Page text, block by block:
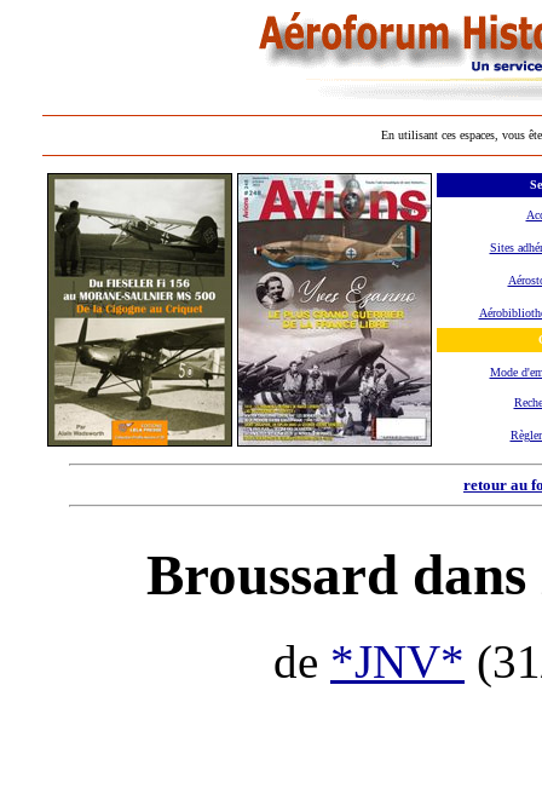
En utilisant ces espaces, vous
Sites
Mode
retour au
Broussard dans
de *JNV*